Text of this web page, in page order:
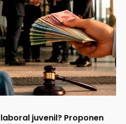
juvenil? Proponen